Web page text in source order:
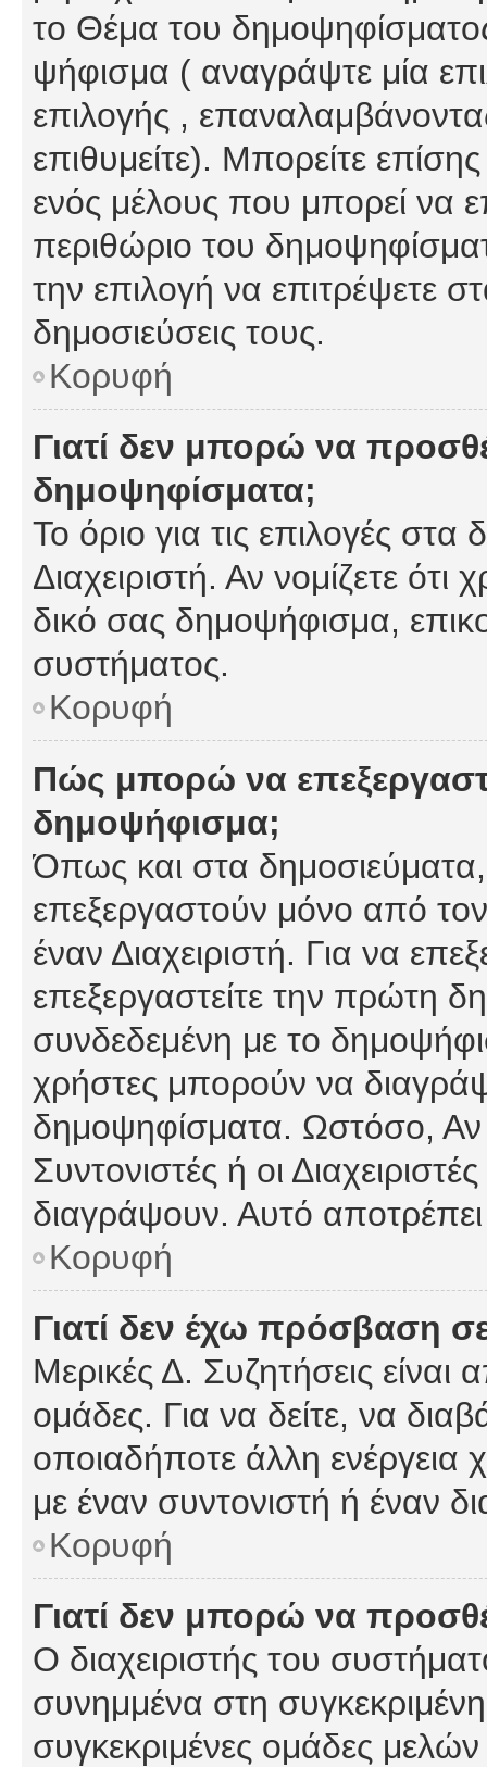
το Θέμα του
ψήφισμα ( αναγράψτε μία
επιλογής ,
επιθυμείτε). Μπορείτε
ενός μέλους που μπορεί να
περιθώριο του
την επιλογή να επιτρέψετε
δημοσιεύσεις τους.
Κορυφή
Γιατί δεν μπορώ να
δημοψηφίσματα;
Το όριο για τις επιλογές
Διαχειριστή. Αν νομίζετε ότι
δικό σας δημοψήφισμα,
συστήματος.
Κορυφή
Πώς μπορώ να
δημοψήφισμα;
Όπως και στα
επεξεργαστούν μόνο από
έναν Διαχειριστή. Για να
επεξεργαστείτε την πρώτη
συνδεδεμένη με το
χρήστες μπορούν να
δημοψηφίσματα. Ωστόσο, Αν
Συντονιστές ή οι
διαγράψουν. Αυτό
Κορυφή
Γιατί δεν έχω πρόσβαση
Μερικές Δ. Συζητήσεις είναι
ομάδες. Για να δείτε, να
οποιαδήποτε άλλη ενέργεια
με έναν συντονιστή ή έναν
Κορυφή
Γιατί δεν μπορώ να
Ο διαχειριστής του
συνημμένα στη
συγκεκριμένες ομάδες